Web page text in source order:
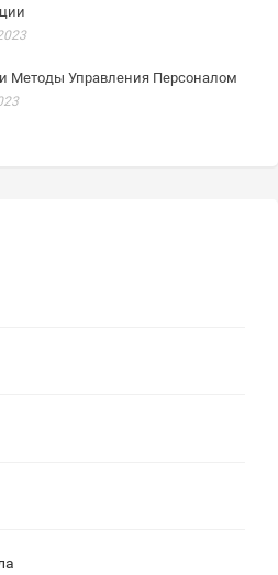
Методы Управления Персоналом